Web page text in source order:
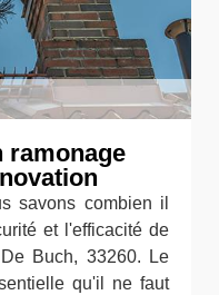
ramonage
savons combien il
et l'efficacité de
Buch, 33260. Le
qu'il ne faut